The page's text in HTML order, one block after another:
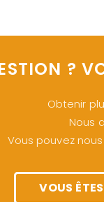
?
Obtenir
Nous
Vous pouvez
VOUS